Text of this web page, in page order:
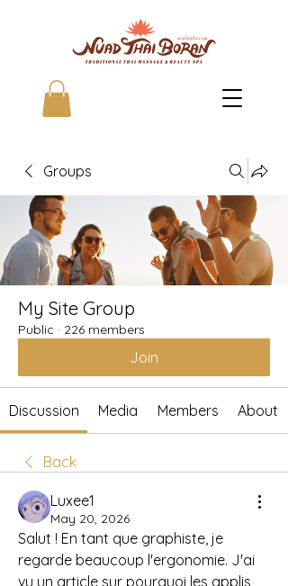
Groups
My Site Group
Public · 226 members
Join
Discussion Media Members About
Back
Luxee1
May 20, 2026
Salut ! En tant que graphiste, je
regarde beaucoup l'ergonomie. J'ai
vu un article sur pourquoi les applis